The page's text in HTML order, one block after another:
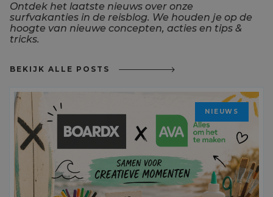
Ontdek het laatste nieuws over onze
surfvakanties in de reisblog. We houden je op de
hoogte van nieuwe concepten, acties en tips &
tricks.
BEKIJK ALLE POSTS
NIEUWS